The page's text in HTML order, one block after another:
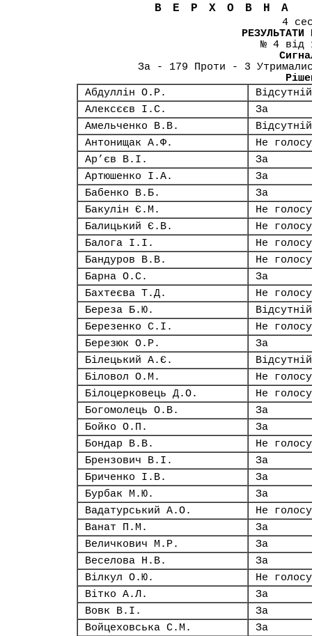
4
РЕЗУЛЬТАТИ
№ 4 від
За - 179 Проти - 3
Абдуллін О.Р.
Відсутній
Алексєєв І.С.
За
Амельченко В.В.
Відсутній
Антонищак А.Ф.
Не
Ар’єв В.І.
За
Артюшенко І.А.
За
Бабенко В.Б.
За
Бакулін Є.М.
Не
Балицький Є.В.
Не
Балога І.І.
Не
Бандуров В.В.
Не
Барна О.С.
За
Бахтеєва Т.Д.
Не
Береза Б.Ю.
Відсутній
Березенко С.І.
Не
Березюк О.Р.
За
Білецький А.Є.
Відсутній
Біловол О.М.
Не
Білоцерковець Д.О.
Не
Богомолець О.В.
За
Бойко О.П.
За
Бондар В.В.
Не
Брензович В.І.
За
Бриченко І.В.
За
Бурбак М.Ю.
За
Вадатурський А.О.
Не
Ванат П.М.
За
Величкович М.Р.
За
Веселова Н.В.
За
Вілкул О.Ю.
Не
Вітко А.Л.
За
Вовк В.І.
За
Войцеховська С.М.
За